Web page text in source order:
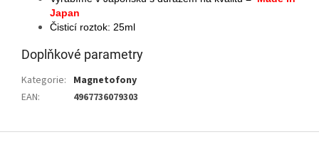
Japan
Čisticí roztok: 25ml
Doplňkové parametry
Kategorie: Magnetofony
EAN: 4967736079303